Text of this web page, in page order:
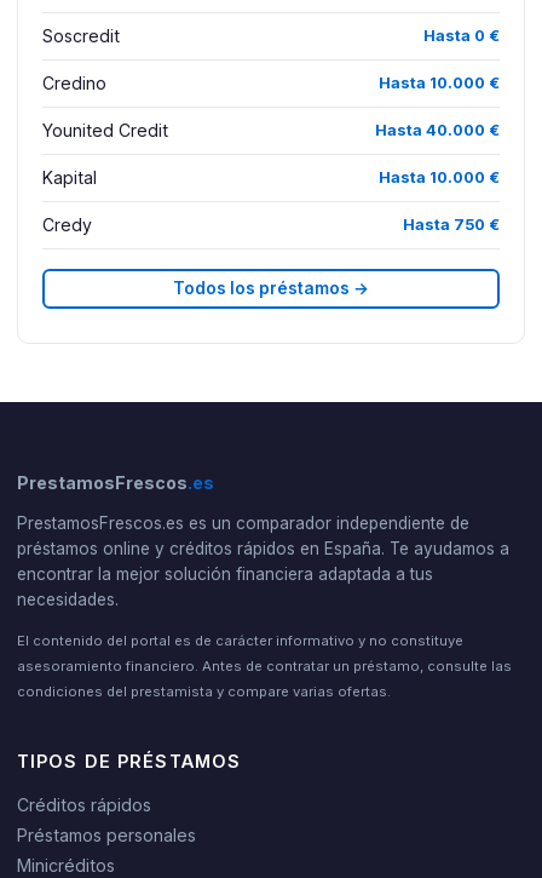
Soscredit Hasta 0 €
Credino Hasta 10.000 €
Younited Credit Hasta 40.000 €
Kapital Hasta 10.000 €
Credy Hasta 750 €
Todos los préstamos →
PrestamosFrescos.es
PrestamosFrescos.es es un comparador independiente de
préstamos online y créditos rápidos en España. Te ayudamos a
encontrar la mejor solución financiera adaptada a tus
necesidades.
El contenido del portal es de carácter informativo y no constituye
asesoramiento financiero. Antes de contratar un préstamo, consulte las
condiciones del prestamista y compare varias ofertas.
TIPOS DE PRÉSTAMOS
Créditos rápidos
Préstamos personales
Minicréditos